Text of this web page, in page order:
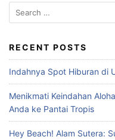
e
r
c
h
f
o
r
RECENT POSTS
Indahnya Spot Hiburan di
Menikmati Keindahan
Anda ke Pantai Tropis
Hey Beach! Alam Sutera: